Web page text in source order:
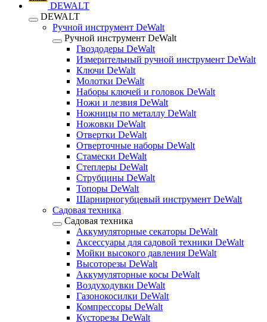
DEWALT
DEWALT
Ручной инструмент DeWalt
Ручной инструмент DeWalt
Гвоздодеры DeWalt
Измерительный ручной инструмент DeWalt
Ключи DeWalt
Молотки DeWalt
Наборы ключей и головок DeWalt
Ножи и лезвия DeWalt
Ножницы по металлу DeWalt
Ножовки DeWalt
Отвертки DeWalt
Отверточные наборы DeWalt
Стамески DeWalt
Степлеры DeWalt
Струбцины DeWalt
Топоры DeWalt
Шарнирногубцевый инструмент DeWalt
Садовая техника
Садовая техника
Аккумуляторные секаторы DeWalt
Аксессуары для садовой техники DeWalt
Мойки высокого давления DeWalt
Высоторезы DeWalt
Аккумуляторные косы DeWalt
Воздуходувки DeWalt
Газонокосилки DeWalt
Компрессоры DeWalt
Кусторезы DeWalt